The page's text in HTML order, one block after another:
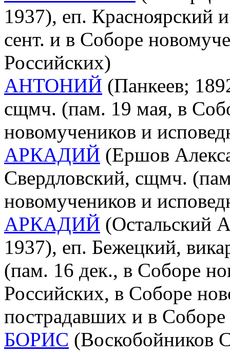
1937), еп. Красноярский
сент. и в Соборе
Российских)
АНТОНИЙ (Панкеев;
сщмч. (пам. 19 мая, в
новомучеников и
АРКАДИЙ (Ершов
Свердловский, сщмч.
новомучеников и
АРКАДИЙ (Остальский
1937), еп. Бежецкий,
(пам. 16 дек., в Соборе
Российских, в Соборе
пострадавших и в
БОРИС (Воскобойников